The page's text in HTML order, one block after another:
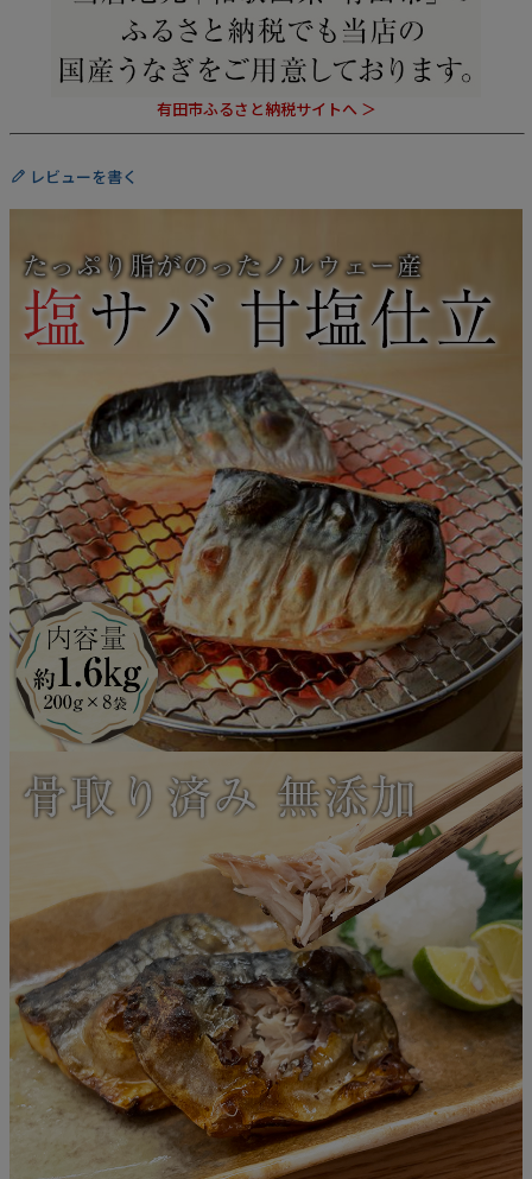
有田市ふるさと納税サイトへ ＞
レビューを書く